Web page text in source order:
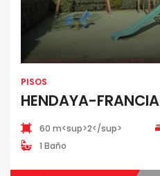
PISOS
HENDAYA-FRANCIA
60 m<sup>2</sup>
1 Baño